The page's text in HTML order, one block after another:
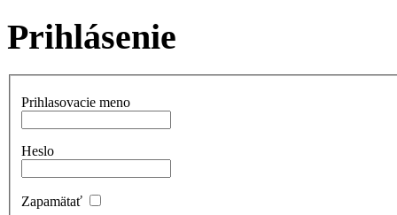
Prihlásenie
Prihlasovacie meno
Heslo
Zapamätať